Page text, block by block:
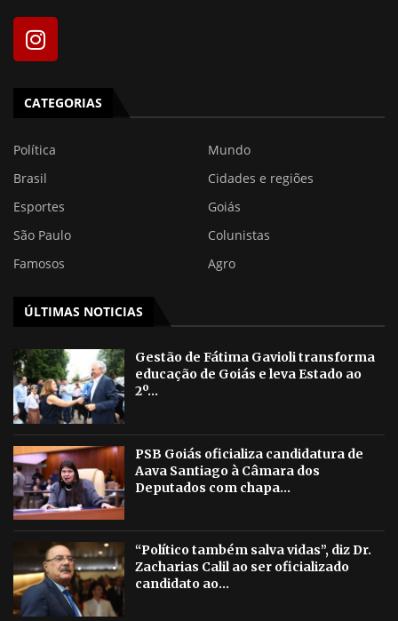
CATEGORIAS
Política
Mundo
Brasil
Cidades e regiões
Esportes
Goiás
São Paulo
Colunistas
Famosos
Agro
ÚLTIMAS NOTICIAS
Gestão de Fátima Gavioli transforma
educação de Goiás e leva Estado ao
2º...
PSB Goiás oficializa candidatura de
Aava Santiago à Câmara dos
Deputados com chapa...
“Político também salva vidas”, diz Dr.
Zacharias Calil ao ser oficializado
candidato ao...